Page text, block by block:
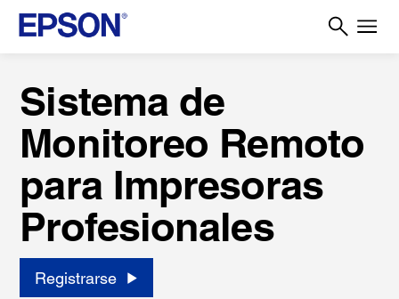
Sistema de
Monitoreo Remoto
para Impresoras
Profesionales
Registrarse